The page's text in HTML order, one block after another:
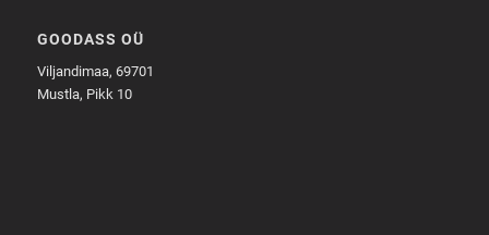
GOODASS OÜ
Viljandimaa, 69701
Mustla, Pikk 10